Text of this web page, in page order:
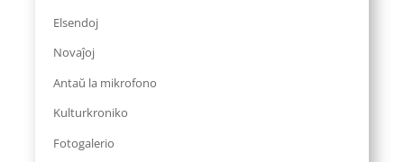
Elsendoj
Novaĵoj
Antaŭ la mikrofono
Kulturkroniko
Fotogalerio